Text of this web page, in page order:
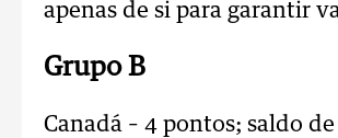
apenas de si para garantir
Grupo B
Canadá – 4 pontos; saldo